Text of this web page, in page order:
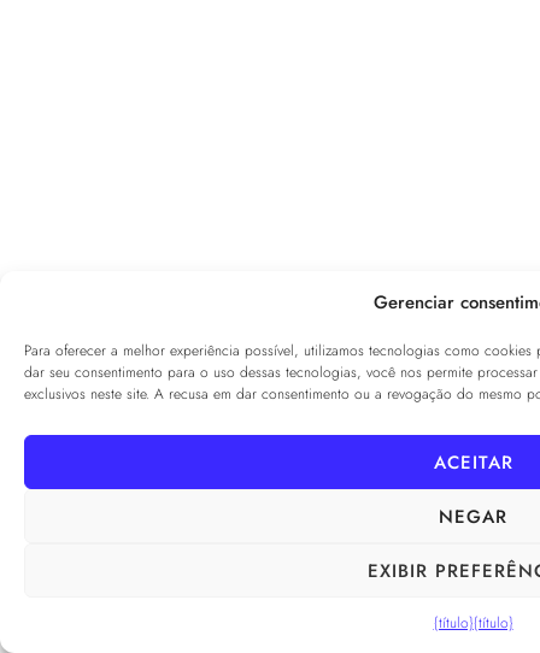
Gerenciar
Para oferecer a melhor experiência possível, utilizamos tecnologias como
dar seu consentimento para o uso dessas tecnologias, você nos permite
exclusivos neste site. A recusa em dar consentimento ou a revogação do mesmo
ACEITAR
NEGAR
EXIBIR
{título}{título}